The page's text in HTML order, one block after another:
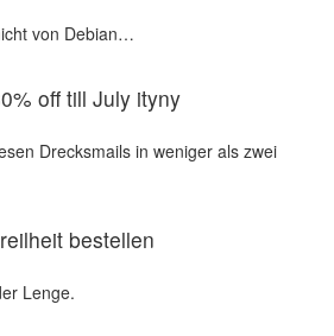
von Debian…
off till July ityny
Drecksmails in weniger als zwei
bestellen
Lenge.